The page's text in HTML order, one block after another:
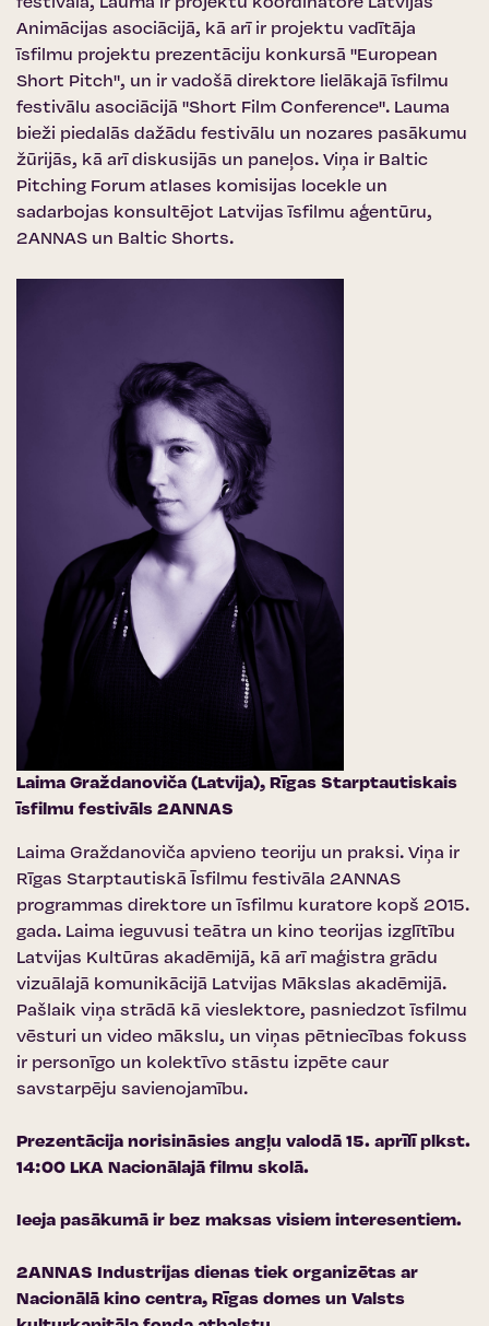
Animācijas asociācijā, kā arī ir projektu vadītāja
īsfilmu projektu prezentāciju konkursā "European
Short Pitch", un ir vadošā direktore lielākajā īsfilmu
festivālu asociācijā "Short Film Conference". Lauma
bieži piedalās dažādu festivālu un nozares pasākumu
žūrijās, kā arī diskusijās un paneļos. Viņa ir Baltic
Pitching Forum atlases komisijas locekle un
sadarbojas konsultējot Latvijas īsfilmu aģentūru,
2ANNAS un Baltic Shorts.
Laima Graždanoviča (Latvija), Rīgas Starptautiskais
īsfilmu festivāls 2ANNAS
Laima Graždanoviča apvieno teoriju un praksi. Viņa ir
Rīgas Starptautiskā Īsfilmu festivāla 2ANNAS
programmas direktore un īsfilmu kuratore kopš 2015.
gada. Laima ieguvusi teātra un kino teorijas izglītību
Latvijas Kultūras akadēmijā, kā arī maģistra grādu
vizuālajā komunikācijā Latvijas Mākslas akadēmijā.
Pašlaik viņa strādā kā vieslektore, pasniedzot īsfilmu
vēsturi un video mākslu, un viņas pētniecības fokuss
ir personīgo un kolektīvo stāstu izpēte caur
savstarpēju savienojamību.
Prezentācija norisināsies angļu valodā 15. aprīlī plkst.
14:00 LKA Nacionālajā filmu skolā.
Ieeja pasākumā ir bez maksas visiem interesentiem.
2ANNAS Industrijas dienas tiek organizētas ar
Nacionālā kino centra, Rīgas domes un Valsts